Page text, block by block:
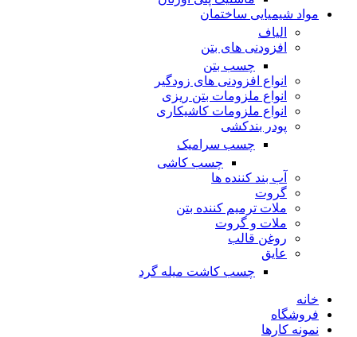
مواد شیمیایی ساختمان
الیاف
افزودنی های بتن
چسب بتن
انواع افزودنی های زودگیر
انواع ملزومات بتن ریزی
انواع ملزومات کاشیکاری
پودر بندکشی
چسب سرامیک
چسب کاشی
آب بند کننده ها
گروت
ملات ترمیم کننده بتن
ملات و گروت
روغن قالب
عایق
چسب کاشت میله گرد
خانه
فروشگاه
نمونه کارها